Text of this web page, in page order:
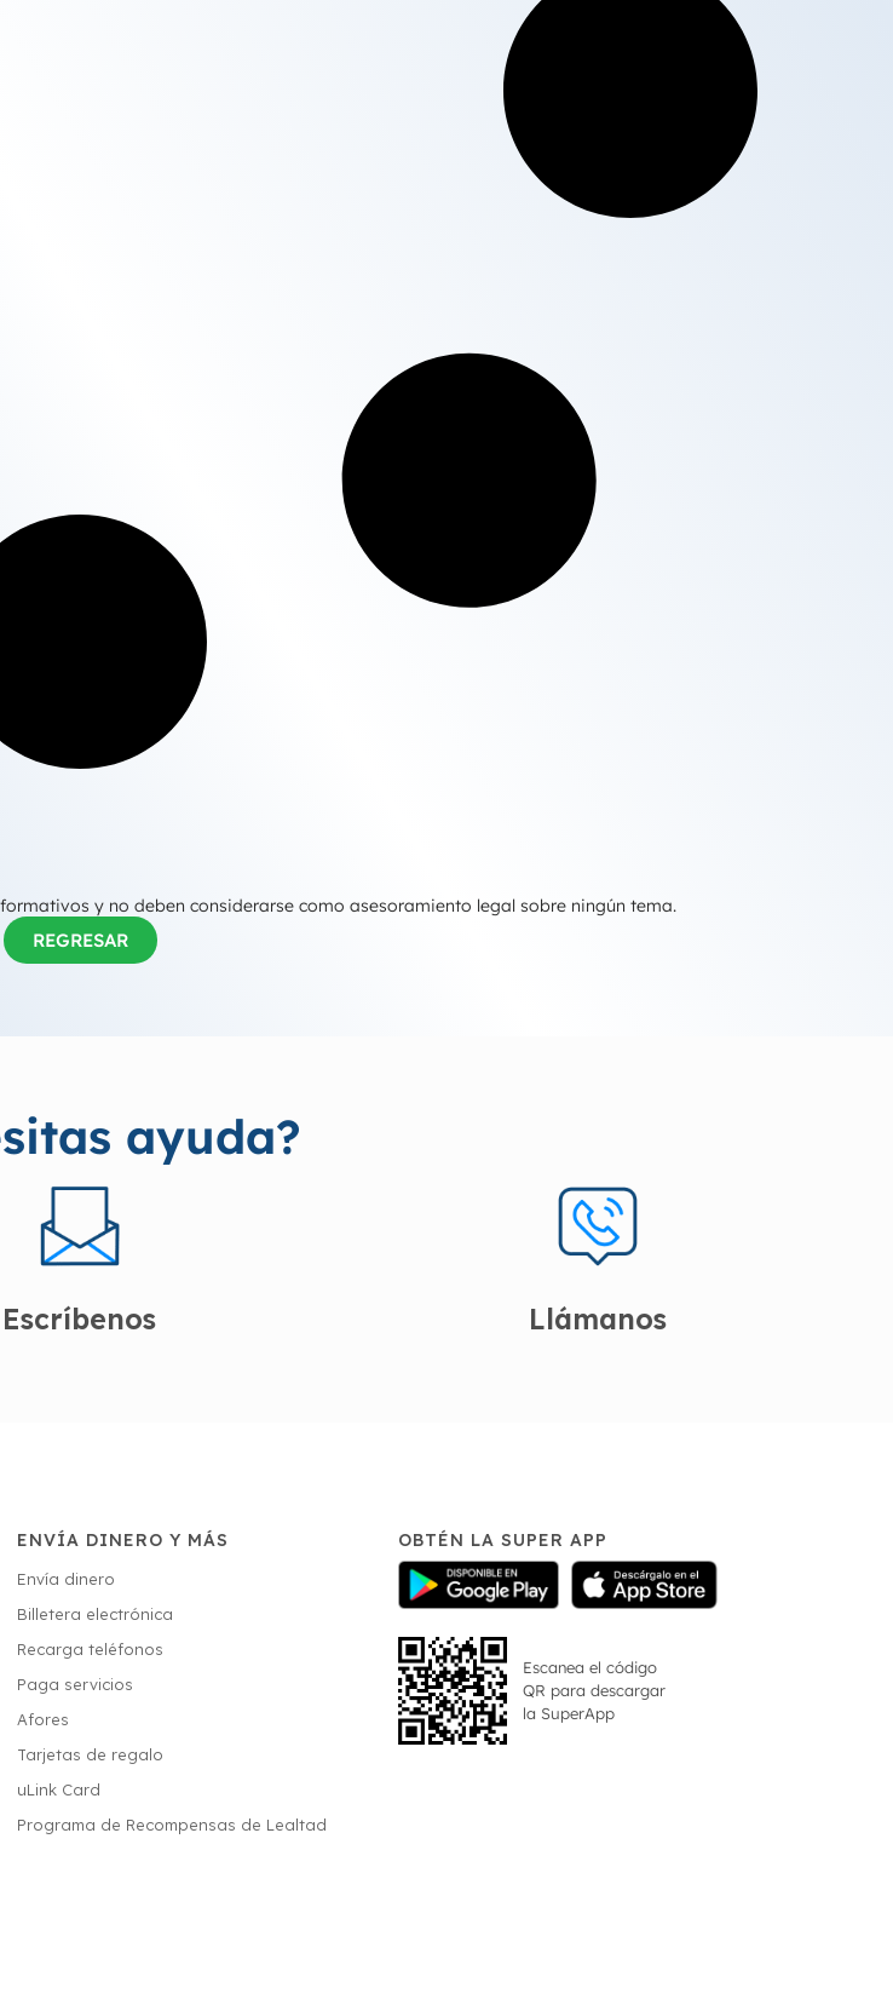
y no deben considerarse como asesoramiento legal sobre ningún tema.
REGRESAR
ayuda?
Escríbenos Llámanos
ENVÍA DINERO Y MÁS
Envía dinero
Billetera electrónica
Recarga teléfonos
Paga servicios
Afores
Tarjetas de regalo
uLink Card
Programa de Recompensas de Lealtad
OBTÉN LA SUPER APP
Escanea el código
QR para descargar
la SuperApp